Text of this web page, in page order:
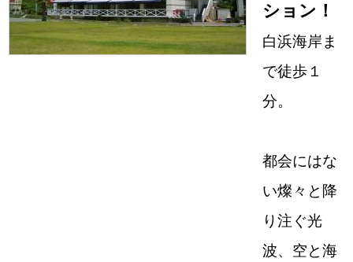
ション！
白浜海岸ま
で徒歩１
分。
都会にはな
い燦々と降
り注ぐ光
波、空と海